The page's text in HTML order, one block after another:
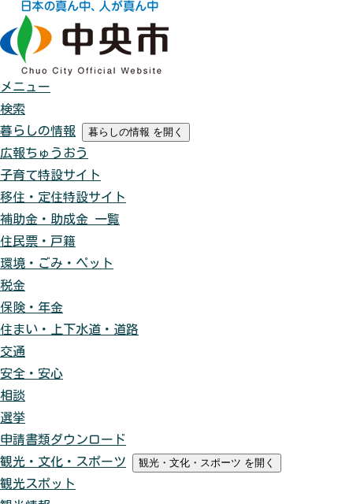
メニュー
検索
暮らしの情報
暮らしの情報 を開く
広報ちゅうおう
子育て特設サイト
移住・定住特設サイト
補助金・助成金 一覧
住民票・戸籍
環境・ごみ・ペット
税金
保険・年金
住まい・上下水道・道路
交通
安全・安心
相談
選挙
申請書類ダウンロード
観光・文化・スポーツ
観光・文化・スポーツ を開く
観光スポット